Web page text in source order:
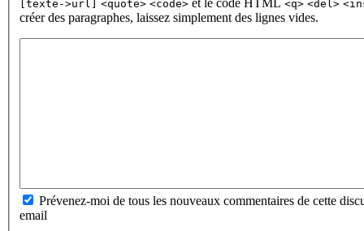
[texte->url] <quote> <code> <q> <del>
créer des paragraphes, laissez simplement des lignes vides.
Prévenez-moi de tous les nouveaux commentaires de cette
email